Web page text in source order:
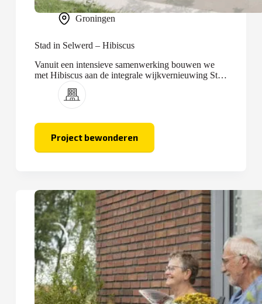
Groningen
Stad in Selwerd – Hibiscus
Vanuit een intensieve samenwerking bouwen we
met Hibiscus aan de integrale wijkvernieuwing Stad
in Selwerd.
Project bewonderen
Stad
in